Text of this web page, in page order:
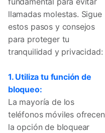
llamadas molestas. Sigue
estos pasos y consejos
para proteger tu
tranquilidad y privacidad:
1. Utiliza tu función de
bloqueo:
La mayoría de los
teléfonos móviles ofrecen
la opción de bloquear